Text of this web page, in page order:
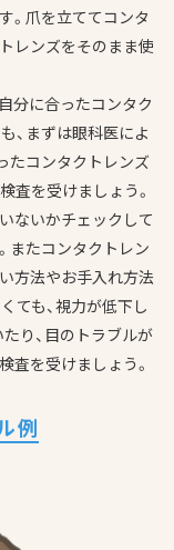
。爪を立ててコンタ
レンズをそのまま使
分に合ったコンタク
、まずは眼科医によ
たコンタクトレンズ
査を受けましょう。
ないかチェックして
またコンタクトレン
方法やお手入れ方法
ても、視力が低下し
り、目のトラブルが
査を受けましょう。
例